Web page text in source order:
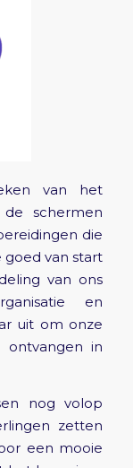
van het
de schermen
die
goed van start
van ons
en
uit om onze
ontvangen in
nog volop
zetten
een mooie